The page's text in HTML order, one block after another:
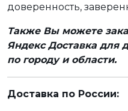
доверенность,
Также Вы можете
Яндекс Доставка для
по городу и области.
Доставка по России: